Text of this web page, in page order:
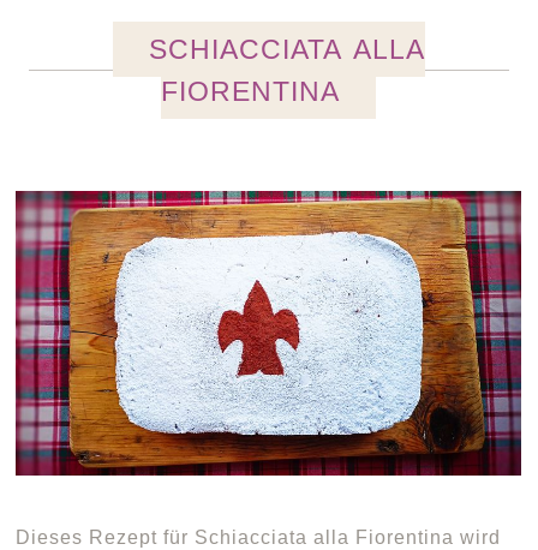
SCHIACCIATA ALLA
FIORENTINA
Dieses Rezept für Schiacciata alla Fiorentina wird